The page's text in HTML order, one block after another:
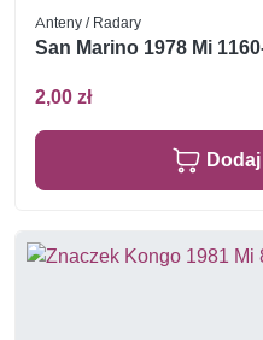
Anteny / Radary
San Marino 1978 Mi
2,00 zł